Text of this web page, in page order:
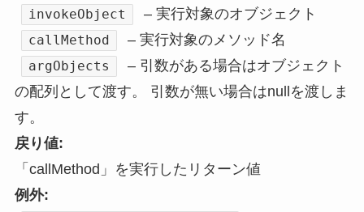
invokeObject – 実行対象のオブジェクト
callMethod – 実行対象のメソッド名
argObjects
– 引数がある場合はオブジェクト
の配列として渡す。 引数が無い場合はnullを渡しま
す。
戻り値:
「callMethod」を実行したリターン値
例外: